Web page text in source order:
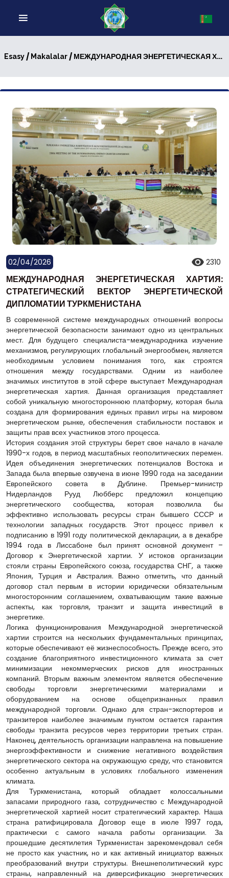
Esasy/ Makalalar/ МЕЖДУНАРОДНАЯ ЭНЕРГЕТИЧЕСКАЯ ХАРТИЯ: СТРАТЕГИЧЕСКИЙ ВЕКТОР ЭНЕРГЕТИЧЕСКОЙ ДИПЛОМАТИИ ТУРКМЕНИСТАНА
02/04/2026 2310
МЕЖДУНАРОДНАЯ ЭНЕРГЕТИЧЕСКАЯ ХАРТИЯ:
СТРАТЕГИЧЕСКИЙ ВЕКТОР ЭНЕРГЕТИЧЕСКОЙ
ДИПЛОМАТИИ ТУРКМЕНИСТАНА
В современной системе международных отношений вопросы
энергетической безопасности занимают одно из центральных
мест. Для будущего специалиста-международника изучение
механизмов, регулирующих глобальный энергообмен, является
необходимым условием понимания того, как строятся
отношения между государствами. Одним из наиболее
значимых институтов в этой сфере выступает Международная
энергетическая хартия. Данная организация представляет
собой уникальную многостороннюю платформу, которая была
создана для формирования единых правил игры на мировом
энергетическом рынке, обеспечения стабильности поставок и
защиты прав всех участников этого процесса.
История создания этой структуры берет свое начало в начале
1990-х годов, в период масштабных геополитических перемен.
Идея объединения энергетических потенциалов Востока и
Запада была впервые озвучена в июне 1990 года на заседании
Европейского совета в Дублине. Премьер-министр
Нидерландов Рууд Любберс предложил концепцию
энергетического сообщества, которая позволила бы
эффективно использовать ресурсы стран бывшего СССР и
технологии западных государств. Этот процесс привел к
подписанию в 1991 году политической декларации, а в декабре
1994 года в Лиссабоне был принят основной документ –
Договор к Энергетической хартии. У истоков организации
стояли страны Европейского союза, государства СНГ, а также
Япония, Турция и Австралия. Важно отметить, что данный
договор стал первым в истории юридически обязательным
многосторонним соглашением, охватывающим такие важные
аспекты, как торговля, транзит и защита инвестиций в
энергетике.
Логика функционирования Международной энергетической
хартии строится на нескольких фундаментальных принципах,
которые обеспечивают её жизнеспособность. Прежде всего, это
создание благоприятного инвестиционного климата за счет
минимизации некоммерческих рисков для иностранных
компаний. Вторым важным элементом является обеспечение
свободы торговли энергетическими материалами и
оборудованием на основе общепризнанных правил
международной торговли. Однако для стран-экспортеров и
транзитеров наиболее значимым пунктом остается гарантия
свободы транзита ресурсов через территории третьих стран.
Наконец, деятельность организации направлена на повышение
энергоэффективности и снижение негативного воздействия
энергетического сектора на окружающую среду, что становится
особенно актуальным в условиях глобального изменения
климата.
Для Туркменистана, который обладает колоссальными
запасами природного газа, сотрудничество с Международной
энергетической хартией носит стратегический характер. Наша
страна ратифицировала Договор еще в июле 1997 года,
практически с самого начала работы организации. За
прошедшие десятилетия Туркменистан зарекомендовал себя
не просто как участник, но и как активный инициатор важных
преобразований внутри структуры. Внешнеполитический курс
страны, направленный на диверсификацию энергетических